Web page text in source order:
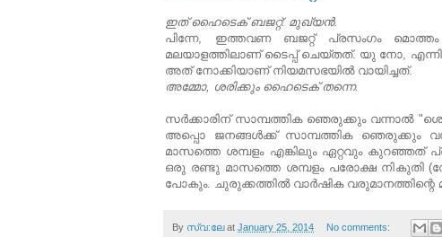
ഇത് ഹൈടെക് ബജറ്റ്: മുഖ്യന്‍.
പിന്നേ, ഇത്തവണ ബജറ്റ് പ്രസംഗം
മലയാളത്തിലാണ് ടൈപ്പ് ചെയ്തത്. യു നോ,
അത് നോക്കിയാണ് നിയമസഭയില്‍ വായിച്ചത്.
അമ്മോ, ശരിക്കും ഹൈടെക് തന്നെ.
സര്‍ക്കാരിന് സാമ്പത്തിക ഞെരുക്കും വന്നാല്‍
അപ്പൊ ജനങ്ങള്‍ക്ക്സാമ്പത്തിക ഞെരുക്കും
മാസത്തെ ശമ്പളം എങ്കിലും ഏറ്റവും കുറഞ്ഞത്
ഒരു രണ്ടു മാസത്തെ ശമ്പളം പരോക്ഷ
പോകും. ചുരുക്കത്തില്‍ വാര്‍ഷിക
By സ്വ:ലേ at January 25, 2014 No comments: